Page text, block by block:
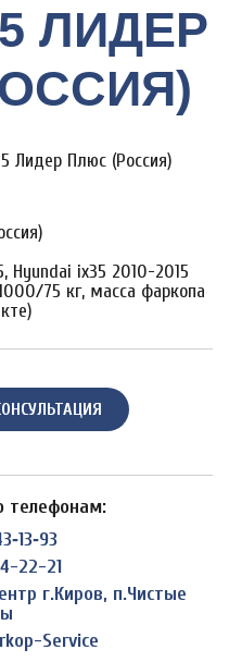
ЛИДЕР
Hyundai ix35 2010-2015
75 кг, масса фаркопа
телефонам:
22-21
г.Киров, п.Чистые
Service